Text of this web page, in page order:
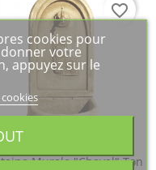
Murale "Cheval" Ton
favorite_border
cookies pour
votre
appuyez sur le